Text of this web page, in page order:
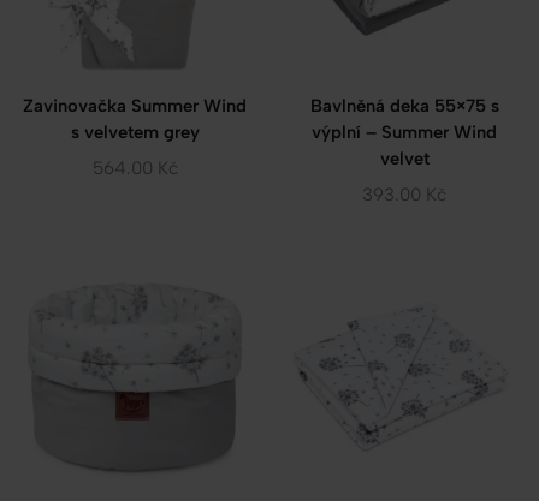
Zavinovačka Summer Wind
s velvetem grey
564.00 Kč
Bavlněná deka 55×75 s
výplní – Summer Wind
velvet
393.00 Kč